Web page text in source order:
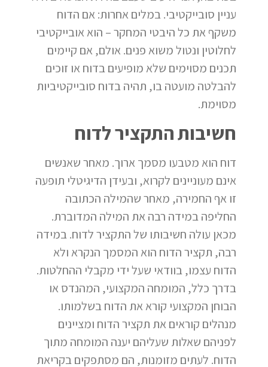
עניין סובייקטיבי. במלים אחרות: אם הדוח
משקף את כל היבטי המחקר – הוא אובייקטיבי
לחלוטין ונטול משוא פנים. אולם, אם קיימים
תכנים מסוימים שלא מופיעים בדוח או זוכים
להבלטה מועטה בו, תהיה בדוח סובייקטיביות
מסוימת.
חשיבות התקציר לדוח
דוח הוא מטבעו מסמך ארוך. מאחר שאנשים
אינם מעוניינים לקרוא, ובעידן הדיגיטלי תופעה
זו אף החמירה, מאחר שהמילה הכתובה
החליפה במידה רבה את המילה המדוברת.
מכאן עולה חשיבותו של התקציר לדוח. במידה
רבה, תקציר הדוח הוא המסמך הנקרא ולא
הדוח עצמו, בוודאי שעל ידי מקבלי ההחלטות.
בדרך כלל, המומחה המקצועי, המהנדס או
הבוחן המקצועי קורא את הדוח בשלמותו.
מנהלים קוראים את תקציר הדוח ומציינים
לפניהם שאלות שעליהם יענה המומחה מתוך
הדוח. לעתים מזומנות, הם מסתפקים בקריאת